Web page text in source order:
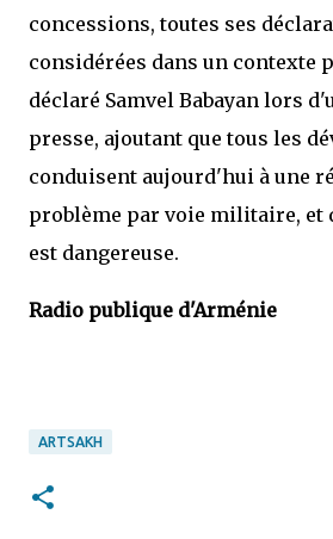
concessions, toutes ses
considérées dans un contexte
déclaré Samvel Babayan lors
presse, ajoutant que tous les
conduisent aujourd'hui à une
problème par voie militaire, et
est dangereuse.
Radio publique d'Arménie
ARTSAKH